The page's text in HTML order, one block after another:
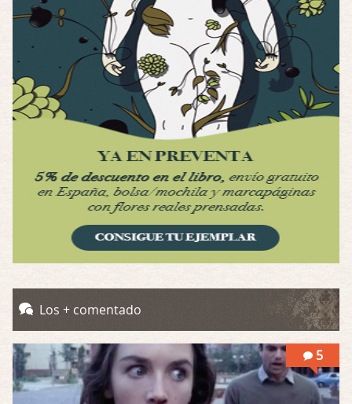
Se llama la posesión en castellano, está …
Obsession
Por: Mariano
Una película normalita, nada del otro mun …
Obsession
Al principio por el hype que la dieron iba …
Possession
Llevo toda una vida para verla y nunca lo …
Por: Skalope
Los + comentado
5